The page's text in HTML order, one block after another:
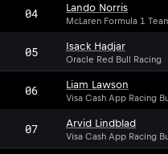
04 Lando Norris
McLaren Formula 1
05 Isack Hadjar
Oracle Red Bull Racing
06 Liam Lawson
Visa Cash App Racing
07 Arvid Lindblad
Visa Cash App Racing